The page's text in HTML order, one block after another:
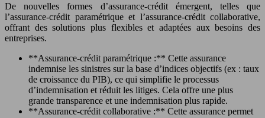
De nouvelles formes d’assurance-crédit émergent, telles que
l’assurance-crédit paramétrique et l’assurance-crédit collaborative,
offrant des solutions plus flexibles et adaptées aux besoins des
entreprises.
**Assurance-crédit paramétrique :** Cette assurance
indemnise les sinistres sur la base d’indices objectifs (ex : taux
de croissance du PIB), ce qui simplifie le processus
d’indemnisation et réduit les litiges. Cela offre une plus
grande transparence et une indemnisation plus rapide.
**Assurance-crédit collaborative :** Cette assurance permet